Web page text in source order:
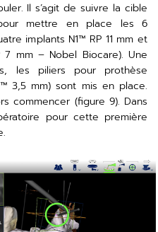
Il s’agit de suivre la cible
mettre en place les 6
implants N1™️ RP 11 mm et
7 mm – Nobel Biocare). Une
les piliers pour prothèse
3,5 mm) sont mis en place.
commencer (figure 9). Dans
pour cette première